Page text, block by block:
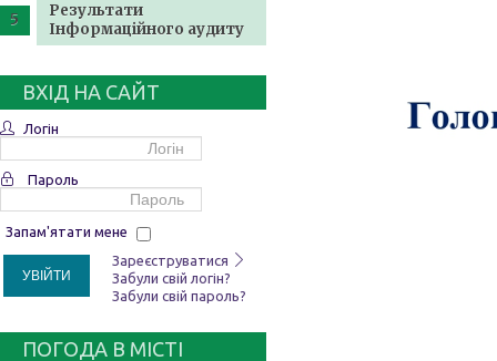
Результати
Інформаційного аудиту
ВХІД НА САЙТ
Логін
Пароль
Запам'ятати мене
УВІЙТИ
Зареєструватися
Забули свій логін?
Забули свій пароль?
ПОГОДА В МІСТІ